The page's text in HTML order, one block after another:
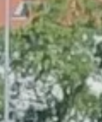
Eine Nacht auf der Hütte
Hüttenmythen
Bundesjugendleitung
Kampagne
Alpiner
DAV-